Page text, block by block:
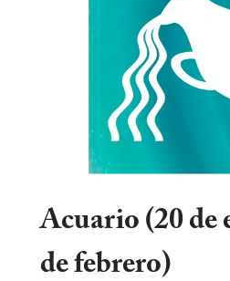
Acuario (20 de
de febrero)